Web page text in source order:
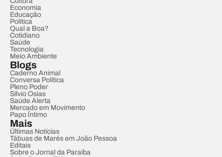
Economia
Educação
Política
Qual a Boa?
Cotidiano
Saúde
Tecnologia
Meio Ambiente
Blogs
Caderno Animal
Conversa Política
Pleno Poder
Sílvio Osias
Saúde Alerta
Mercado em Movimento
Papo Íntimo
Mais
Últimas Notícias
Tábuas de Marés em João Pessoa
Editais
Sobre o Jornal da Paraíba